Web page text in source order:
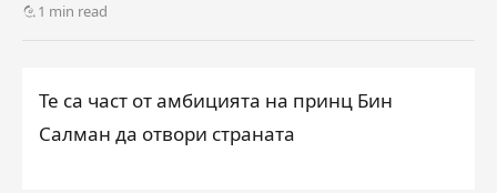
1 min read
Те са част от амбицията на принц Бин
Салман да отвори страната